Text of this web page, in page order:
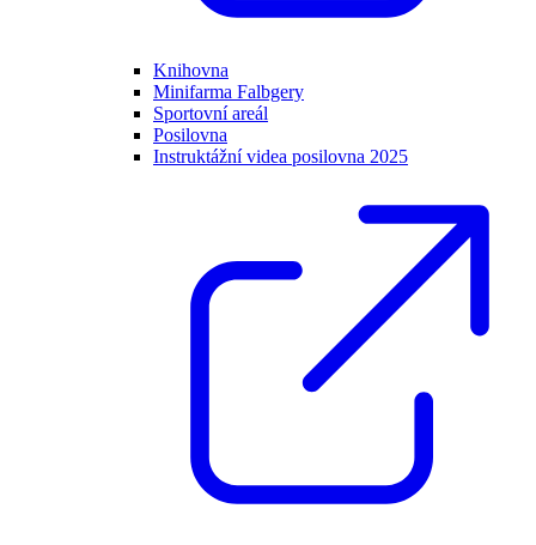
Knihovna
Minifarma Falbgery
Sportovní areál
Posilovna
Instruktážní videa posilovna 2025